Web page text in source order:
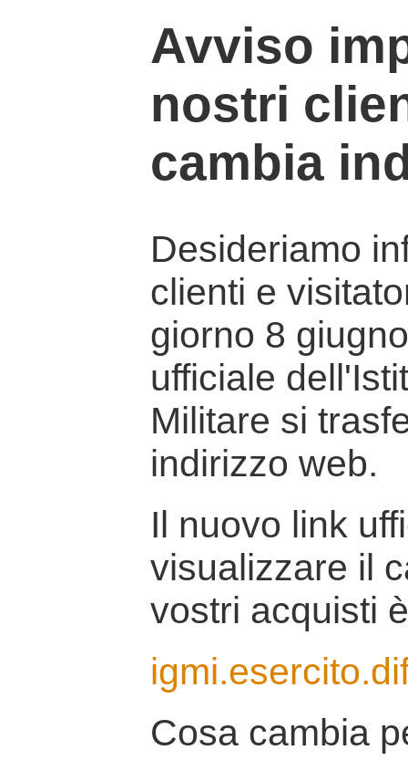
Avviso
nostri
cambia
Desideriamo
clienti e
giorno 8
ufficiale
Militare si
indirizzo web.
Il nuovo link
visualizzare il
vostri acquisti
Cosa cambia